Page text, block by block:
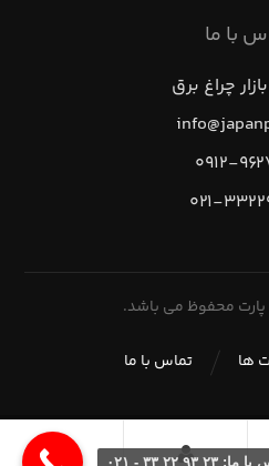
با ما
چراغ برق
۹۶۲۷۹۶۷
پارت محفوظ می باشد.
تماس با ما ها
۲۳ ۹۳ ۲۲ ۳۳ - ۰۲۱